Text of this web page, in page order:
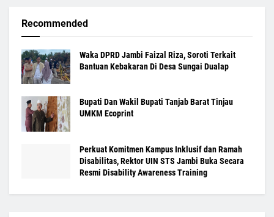
Recommended
Waka DPRD Jambi Faizal Riza, Soroti Terkait
Bantuan Kebakaran Di Desa Sungai Dualap
Bupati Dan Wakil Bupati Tanjab Barat Tinjau
UMKM Ecoprint
Perkuat Komitmen Kampus Inklusif dan Ramah
Disabilitas, Rektor UIN STS Jambi Buka Secara
Resmi Disability Awareness Training